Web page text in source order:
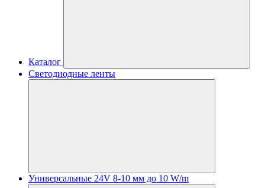
Каталог
Светодиодные ленты
Универсальные 24V 8-10 мм до 10 W/m